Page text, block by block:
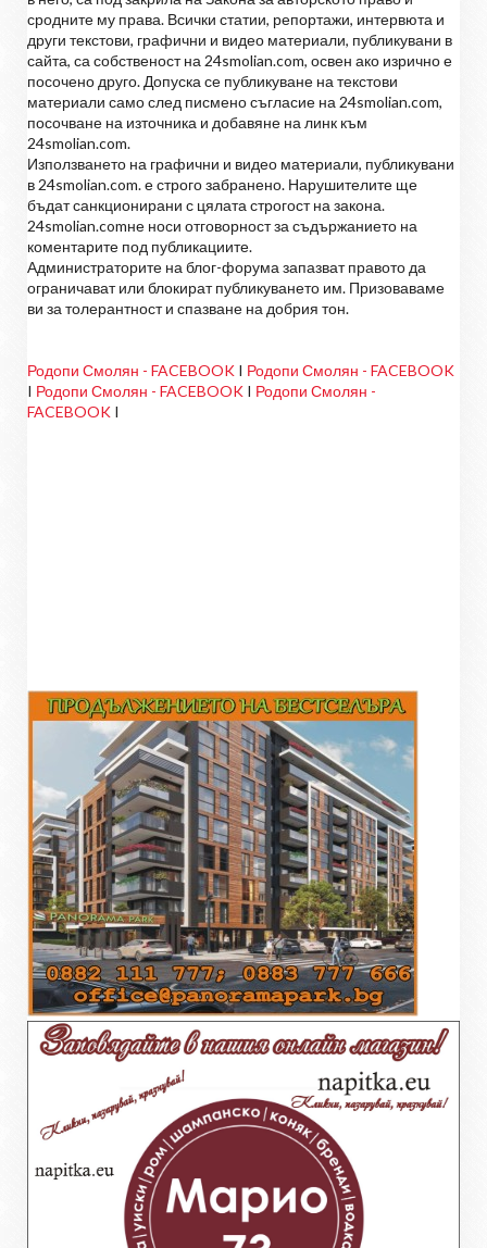
сродните му права. Всички статии, репортажи, интервюта и
други текстови, графични и видео материали, публикувани в
сайта, са собственост на 24smolian.com, освен ако изрично е
посочено друго. Допуска се публикуване на текстови
материали само след писмено съгласие на 24smolian.com,
посочване на източника и добавяне на линк към
24smolian.com.
Използването на графични и видео материали, публикувани
в 24smolian.com. е строго забранено. Нарушителите ще
бъдат санкционирани с цялата строгост на закона.
24smolian.comне носи отговорност за съдържанието на
коментарите под публикациите.
Администраторите на блог-форума запазват правото да
ограничават или блокират публикуването им. Призоваваме
ви за толерантност и спазване на добрия тон.
Родопи Смолян - FACEBOOK I Родопи Смолян - FACEBOOK
I Родопи Смолян - FACEBOOK I Родопи Смолян -
FACEBOOK I